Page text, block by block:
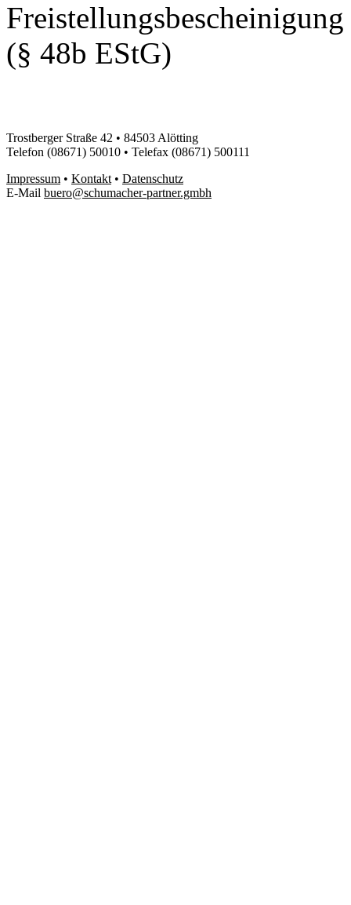
(§ 48b EStG)
Trostberger Straße 42 • 84503 Alötting
Telefon (08671) 50010 • Telefax (08671) 500111
Impressum • Kontakt• Datenschutz
E-Mail buero@schumacher-partner.gmbh